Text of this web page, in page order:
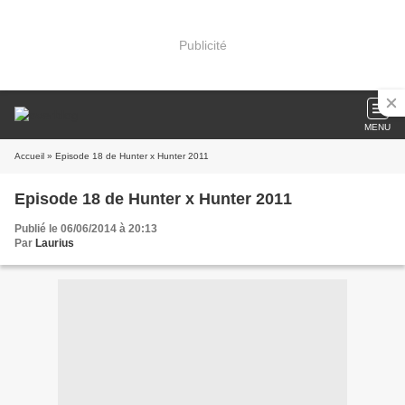
Publicité
MENU
Accueil » Episode 18 de Hunter x Hunter 2011
Episode 18 de Hunter x Hunter 2011
Publié le 06/06/2014 à 20:13
Par Laurius